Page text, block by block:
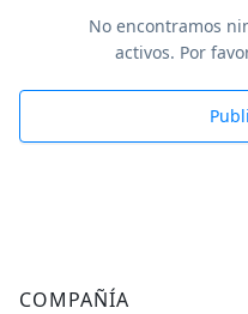
No encontramos
activos. Por
COMPAÑÍA